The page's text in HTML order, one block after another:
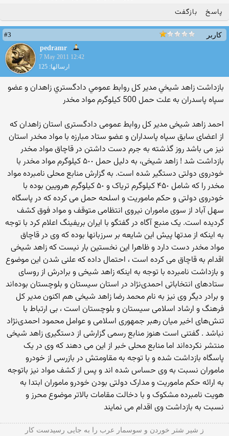
پاسخ بازگفت
کاربر
#3
pedramr
7 May 2011 12:42
ارسالها: 125
بازداشت زاهد شيخي مدير کل روابط عمومي دادگستري زاهدان و عضو
سپاه پاسدران به علت حمل 500 کيلوگرم مواد مخدر
احمد زاهد شیخی مدیر کل روابط عمومی دادگستری استان زاهدان که
از اعضای سابق سپاه پاسداران و عضو ستاد مبارزه با مواد مخدر استان
نیز می باشد روز گذشته به جرم دست داشتن در قاچاق مواد مخدر
بازداشت شد ! زاهد شیخی، به دلیل حمل ۵٠٠ کیلوگرم مواد مخدر با
خودروی دولتی دستگیر شده است. به گزارش منابع محلی نامبرده مواد
مخدر را که شامل ۴۵٠ کیلوگرم تریاک و ۵٠ کیلوگرم هرویین بوده با
خودروی دولتی و حکم ماموریت و اسلحه حمل می کرده که در پاسگاه
سهل آباد از سوی ماموران نیروی انتظامی متوقف و مواد فوق کشف
گردیده است. یک منبع آگاه در گفتگو با ایران بریفینگ اعلام کرد با توجه
به اینکه از مدتها پیش این شایعه بر سرزبانها بوده که وی در قاچاق
مواد مخدر دست دارد و ظاهرا این نخستین بار نیست که زاهد شیخی
اقدام به قاچاق می کرده است ، احتمال داده که علنی شدن این موضوع
و بازداشت نامبرده با توجه به اینکه زاهد شیخی و برادرش از روسای
ستادهای انتخاباتی احمدی‌نژاد در استان سیستان و بلوچستان بوده‌اند
و برادر دیگر وی نیز به نام محمد رضا زاهد شیخی هم اکنون مدیر کل
فرهنگ و ارشاد اسلامی سیستان و بلوچستان است ، بی ارتباط با
تنش‌های اخیر میان رهبر جمهوری اسلامی و عوامل محمود احمدی‌نژاد
نباشد . گفتنی است هنوز منابع رسمی گزارشی از دستگیری زاهد شیخی
منتشر نکرده‌اند اما منابع محلی خبر از این می دهند که وی در یک
پاسگاه بازداشت شده و با توجه به مقاومتش در بازرسی از خودرو
ماموران نسبت به وی حساس شده اند و پس از کشف مواد نیز باتوجه
به ارائه حکم ماموریت و مدارک دولتی بودن خودرو ماموران ابتدا به
هویت نامبرده مشکوک و با دخالت مقامات بالاتر موضوع محرز و
نسبت به بازداشت وی اقدام می نمایند
ز شیر شتر خوردن و سوسمار عرب را به جایی رسیدست کار